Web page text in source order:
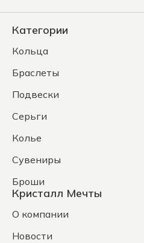
Категории
Кольца
Браслеты
Подвески
Серьги
Колье
Сувениры
Броши
Кристалл Мечты
О компании
Новости